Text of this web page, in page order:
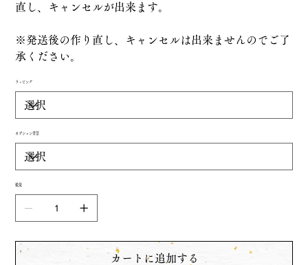
直し、キャンセルが出来ます。
※発送後の作り直し、キャンセルは出来ませんのでご了
承ください。
ラッピング
オプション背景
数量
カートに追加する